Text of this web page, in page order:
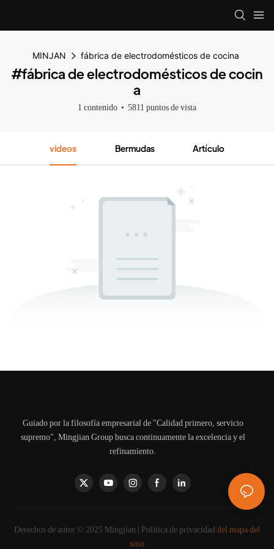
MINJAN fábrica de electrodomésticos de cocina
#fábrica de electrodomésticos de cocin
a
1 contenido 5811 puntos de vista
videos Bermudas Artículo
Guiado por la filosofía empresarial de "Calidad primero, servicio
supremo", Mingjian Group busca continuamente la excelencia y el
refinamiento.
Derechos de autor © 2025 Mingjian | Política de privacidad del mapa del
sitio